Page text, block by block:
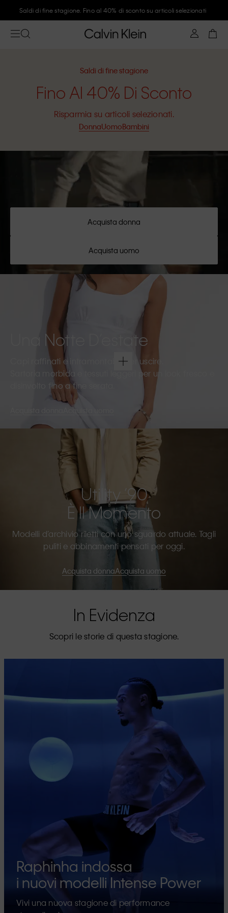
Saldi di fine stagione. Fino al 40% di sconto su articoli selezionati
Saldi di fine stagione
Fino Al 40% Di Sconto
Risparmia su articoli selezionati.
DonnaUomoBambini
Acquista donna
Acquista uomo
Una Notte D’estate
Capi raffinati e intramontabili per uscire.
Sartoria morbida e tessuti leggeri per un look fresco e
disinvolto fino a fine serata.
Acquista uomo
Utility ’90
È Il Momento
Modelli d’archivio riletti con uno sguardo attuale. Tagli
puliti e abbinamenti pensati per oggi.
Acquista donnaAcquista uomo
In Evidenza
Scopri le storie di questa stagione.
Raphinha indossa
i nuovi modelli Intense Power
Vivi una nuova stagione di performance